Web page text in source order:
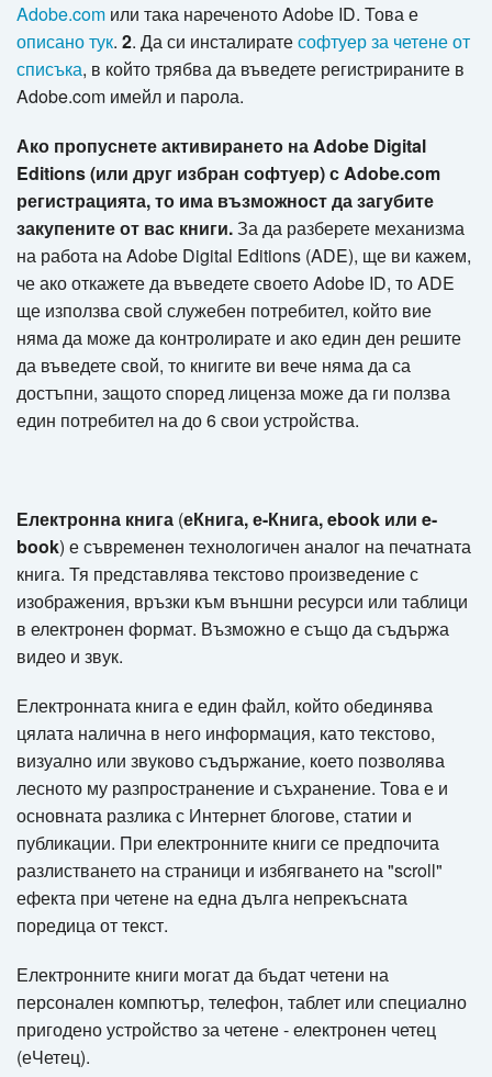
Adobe.com или така нареченото Adobe ID. Това е
описано тук. 2. Да си инсталиратесофтуер за четене от
списъка, в който трябва да въведете регистрираните в
Adobe.com имейл и парола.
Ако пропуснете активирането на Adobe Digital
Editions (или друг избран софтуер) с Adobe.com
регистрацията, то има възможност да загубите
закупените от вас книги.За да разберете механизма
на работа на Adobe Digital Editions (ADE), ще ви кажем,
че ако откажете да въведете своето Adobe ID, то ADE
ще използва свой служебен потребител, който вие
няма да може да контролирате и ако един ден решите
да въведете свой, то книгите ви вече няма да са
достъпни, защото според лиценза може да ги ползва
един потребител на до 6 свои устройства.
Електронна книга (еКнига, е-Книга, ebook или e-
book) е съвременeн технологичен аналог на печатната
книга. Тя представлява текстово произведение с
изображения, връзки към външни ресурси или таблици
в електронен формат. Възможно е също да съдържа
видео и звук.
Електронната книга е един файл, който обединява
цялата налична в него информация, като текстово,
визуално или звуково съдържание, което позволява
лесното му разпространение и съхранение. Това е и
основната разлика с Интернет блогове, статии и
публикации. При електронните книги се предпочита
разлистването на страници и избягването на "scroll"
ефекта при четене на една дълга непрекъсната
поредица от текст.
Електронните книги могат да бъдат четени на
персонален компютър, телефон, таблет или специално
пригодено устройство за четене - електронен четец
(еЧетец).